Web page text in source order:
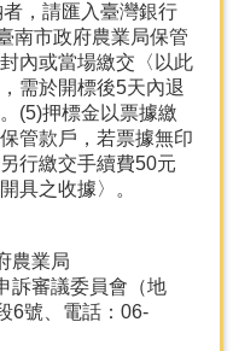
，請匯入臺灣銀行
南市政府農業局保管
內或當場繳交〈以此
需於開標後5天內退
(5)押標金以票據繳
管款戶，若票據無印
行繳交手續費50元
具之收據〉。
農業局
訴審議委員會（地
6號、電話：06-